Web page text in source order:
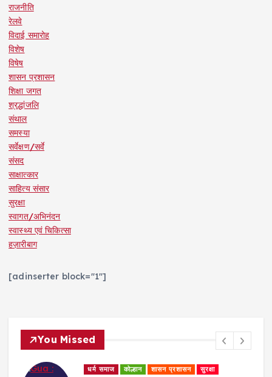
राजनीति
रेलवे
विदाई समारोह
विशेष
विषेष
शासन प्रशासन
शिक्षा जगत
श्रद्धांजलि
संथाल
समस्या
सर्वेक्षण/सर्वे
संसद
साक्षात्कार
साहित्य संसार
सुरक्षा
स्वागत/अभिनंदन
स्वास्थ्य एवं चिकित्सा
हज़ारीबाग
[adinserter block="1"]
You Missed
प्रशासन सुरक्षा धर्म समाज स्वास्थ्य एवं चिकित्सा